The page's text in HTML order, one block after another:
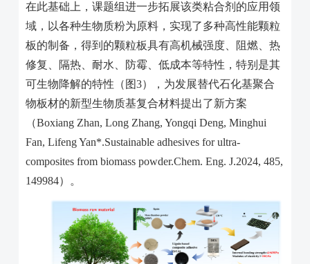
在此基础上，课题组进一步拓展该类粘合剂的应用领
域，以各种生物质粉为原料，实现了多种高性能颗粒
板的制备，得到的颗粒板具有高机械强度、阻燃、热
修复、隔热、耐水、防霉、低成本等特性，特别是其
可生物降解的特性（图3），为发展替代石化基聚合
物板材的新型生物质基复合材料提出了新方案
（Boxiang Zhan, Long Zhang, Yongqi Deng, Minghui
Fan, Lifeng Yan*.Sustainable adhesives for ultra-
composites from biomass powder.Chem. Eng. J.2024, 485,
149984）。